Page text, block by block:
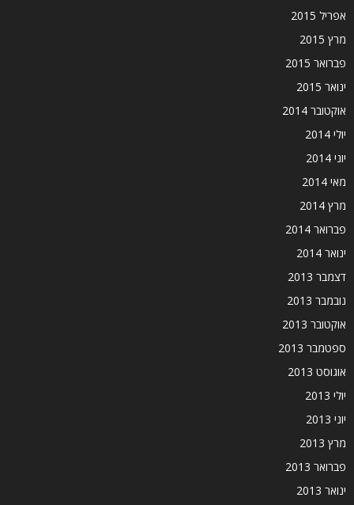
אפריל 2015
מרץ 2015
פברואר 2015
ינואר 2015
אוקטובר 2014
יולי 2014
יוני 2014
מאי 2014
מרץ 2014
פברואר 2014
ינואר 2014
דצמבר 2013
נובמבר 2013
אוקטובר 2013
ספטמבר 2013
אוגוסט 2013
יולי 2013
יוני 2013
מרץ 2013
פברואר 2013
ינואר 2013